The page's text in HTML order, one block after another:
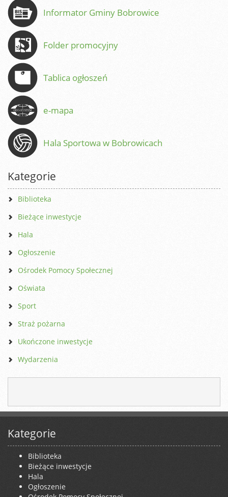
Informator Gminy Bobrowice
Folder promocyjny
Tablica ogłoszeń
e-mapa
Hala Sportowa w Bobrowicach
Kategorie
Biblioteka
Bieżące inwestycje
Hala
Ogłoszenie
Ośrodek Pomocy Społecznej
Oświata
Sport
Straż pożarna
Ukończone inwestycje
Wydarzenia
Kategorie
Biblioteka
Bieżące inwestycje
Hala
Ogłoszenie